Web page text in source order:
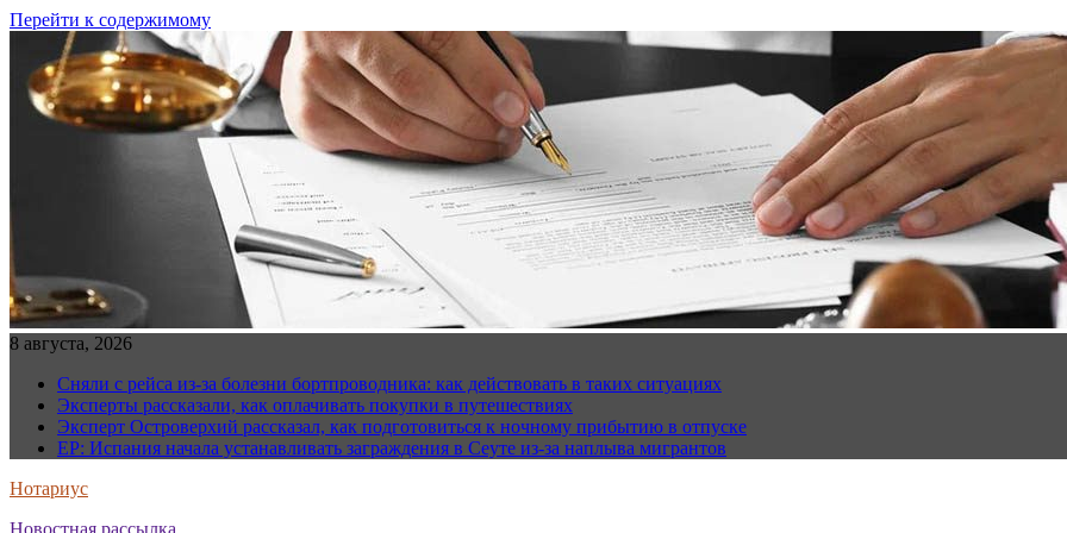
Перейти к содержимому
8 августа, 2026
Сняли с рейса из-за болезни бортпроводника: как действовать в таких ситуациях
Эксперты рассказали, как оплачивать покупки в путешествиях
Эксперт Островерхий рассказал, как подготовиться к ночному прибытию в отпуске
EP: Испания начала устанавливать заграждения в Сеуте из-за наплыва мигрантов
Нотариус
Новостная рассылка